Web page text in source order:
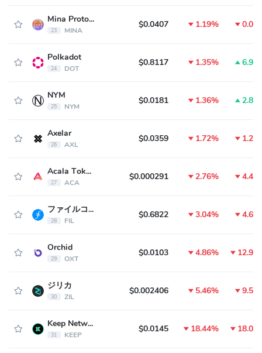
Mina Protocol
23 MINA
$0.0407 1.19%
Polkadot
24 DOT
$0.8117 1.35%
NYM
25 NYM
$0.0181 1.36%
Axelar
26 AXL
$0.0359 1.72%
Acala Token
27 ACA
$0.000291 2.76%
ファイルコイン
28 FIL
$0.6822 3.04%
Orchid
29 OXT
$0.0103 4.86%
ジリカ
30 ZIL
$0.002406 5.46%
Keep Network
31 KEEP
$0.0145 18.44%